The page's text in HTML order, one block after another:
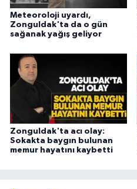
Meteoroloji uyardı,
Zonguldak'ta da o gün
sağanak yağış geliyor
Zonguldak'ta acı olay:
Sokakta baygın bulunan
memur hayatını kaybetti